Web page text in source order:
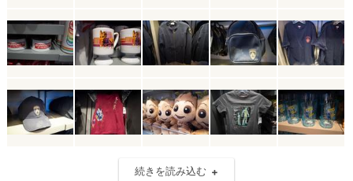
続きを読み込む